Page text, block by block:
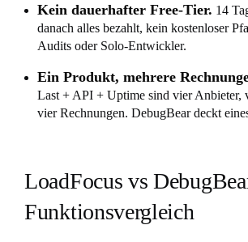
Kein dauerhafter Free-Tier. 14
danach alles bezahlt, kein kostenloser
Audits oder Solo-Entwickler.
Ein Produkt, mehrere
Last + API + Uptime sind vier Anbieter,
vier Rechnungen. DebugBear deckt
LoadFocus vs
Funktionsvergleich